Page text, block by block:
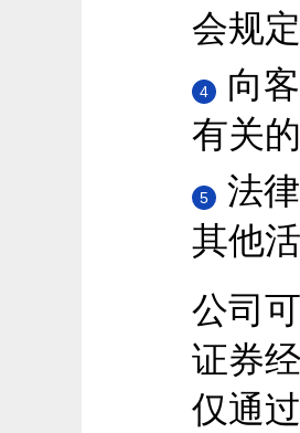
会规
4
向
有关
5
法
其他
公司
证券
仅通